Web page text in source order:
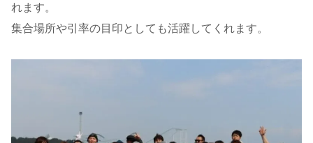
れます。
集合場所や引率の目印としても活躍してくれます。